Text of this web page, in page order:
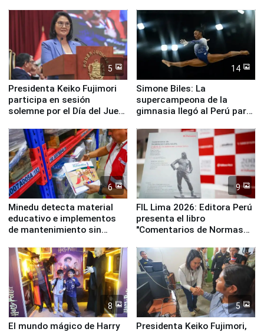
5
Presidenta Keiko Fujimori
participa en sesión
solemne por el Día del Juez
14
Simone Biles: La
supercampeona de la
gimnasia llegó al Perú para
Panamericanos Lima 2027
6
Minedu detecta material
educativo e implementos
de mantenimiento sin
la UGEL 2
9
FIL Lima 2026: Editora Perú
presenta el libro
"Comentarios de Normas
Derecho Colectivo"
8
El mundo mágico de Harry
5
Presidenta Keiko Fujimori,